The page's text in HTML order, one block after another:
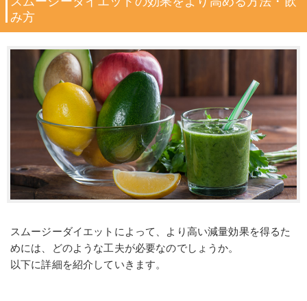
み方
スムージーダイエットによって、より高い減量効果を得るた
めには、どのような工夫が必要なのでしょうか。
以下に詳細を紹介していきます。